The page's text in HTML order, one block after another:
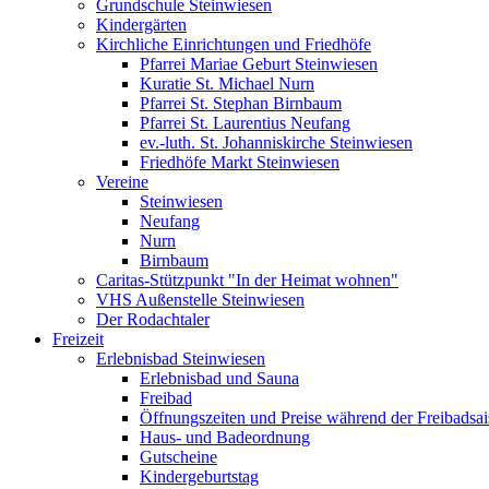
Grundschule Steinwiesen
Kindergärten
Kirchliche Einrichtungen und Friedhöfe
Pfarrei Mariae Geburt Steinwiesen
Kuratie St. Michael Nurn
Pfarrei St. Stephan Birnbaum
Pfarrei St. Laurentius Neufang
ev.-luth. St. Johanniskirche Steinwiesen
Friedhöfe Markt Steinwiesen
Vereine
Steinwiesen
Neufang
Nurn
Birnbaum
Caritas-Stützpunkt "In der Heimat wohnen"
VHS Außenstelle Steinwiesen
Der Rodachtaler
Freizeit
Erlebnisbad Steinwiesen
Erlebnisbad und Sauna
Freibad
Öffnungszeiten und Preise während der
Haus- und Badeordnung
Gutscheine
Kindergeburtstag